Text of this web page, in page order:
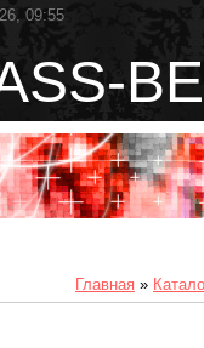
09:55
Главная »